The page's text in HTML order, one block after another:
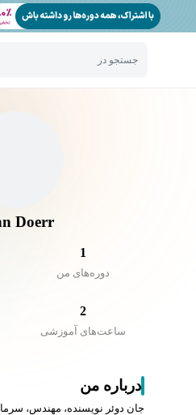
جستجو در
Doerr
1
دوره‌های من
2
ساعت‌های آموزشی
درباره من
جان دوئر نویسنده، مهندس،